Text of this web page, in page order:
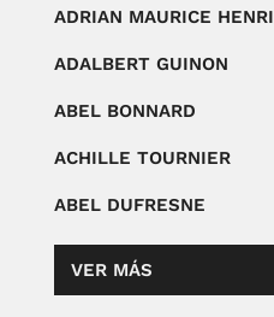
ADRIAN MAURICE HENRI
ADALBERT GUINON
ABEL BONNARD
ACHILLE TOURNIER
ABEL DUFRESNE
VER MÁS